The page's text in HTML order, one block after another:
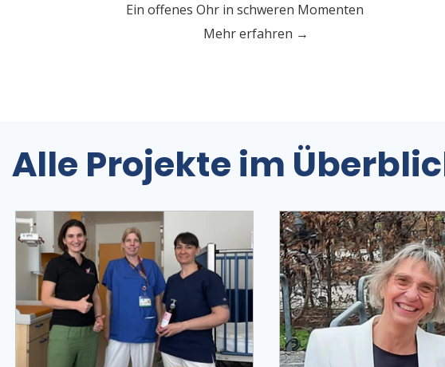
Ein offenes Ohr in schweren Momenten
Mehr erfahren →
Alle Projekte im